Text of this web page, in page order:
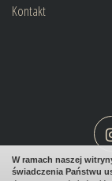
Kontakt
W ramach naszej
świadczenia Państwu